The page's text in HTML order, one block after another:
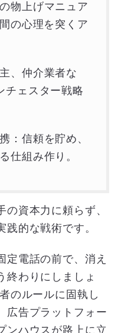
物上げマニュア
の心理を突くア
、仲介業者な
チェスター戦略
：信頼を貯め、
仕組み作り。
資本力に頼らず、
的な戦術です。
定電話の前で、消え
終わりにしましょ
のルールに固執し
広告プラットフォー
ンハウスが路上に立